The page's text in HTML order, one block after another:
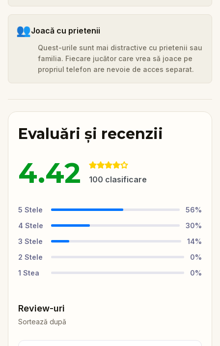
👥Joacă cu prietenii
Quest-urile sunt mai distractive cu prietenii sau
familia. Fiecare jucător care vrea să joace pe
propriul telefon are nevoie de acces separat.
Evaluări și recenzii
4.42 100 clasificare
5 Stele 56%
4 Stele 30%
3 Stele 14%
2 Stele 0%
1 Stea 0%
Review-uri
Sortează după